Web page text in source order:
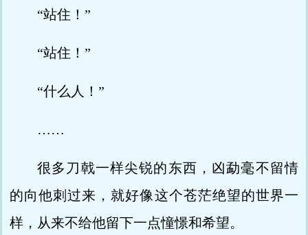
“站住！”
“站住！”
“什么人！”
……
很多刀戟一样尖锐的东西，凶勐毫不留情
的向他刺过来，就好像这个苍茫绝望的世界一
样，从来不给他留下一点憧憬和希望。